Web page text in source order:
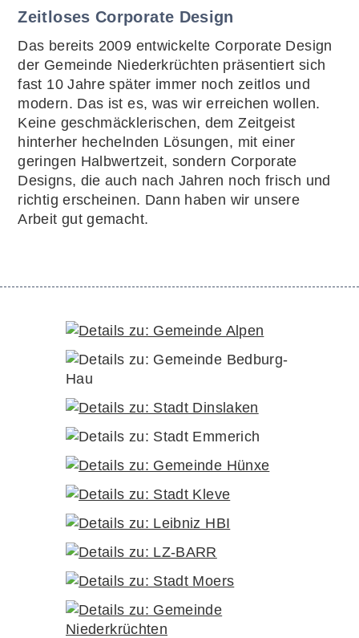
Zeitloses Corporate Design
Das bereits 2009 entwickelte Corporate Design
der Gemeinde Niederkrüchten präsentiert sich
fast 10 Jahre später immer noch zeitlos und
modern. Das ist es, was wir erreichen wollen.
Keine geschmäcklerischen, dem Zeitgeist
hinterher hechelnden Lösungen, mit einer
geringen Halbwertzeit, sondern Corporate
Designs, die auch nach Jahren noch frisch und
richtig erscheinen. Dann haben wir unsere
Arbeit gut gemacht.